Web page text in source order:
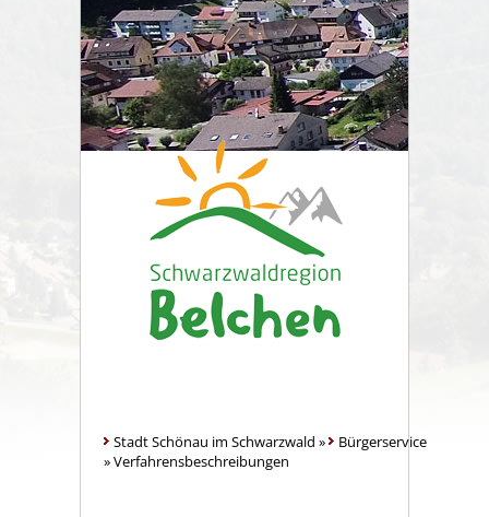
Stadt Schönau im Schwarzwald »
Bürgerservice
»Verfahrensbeschreibungen